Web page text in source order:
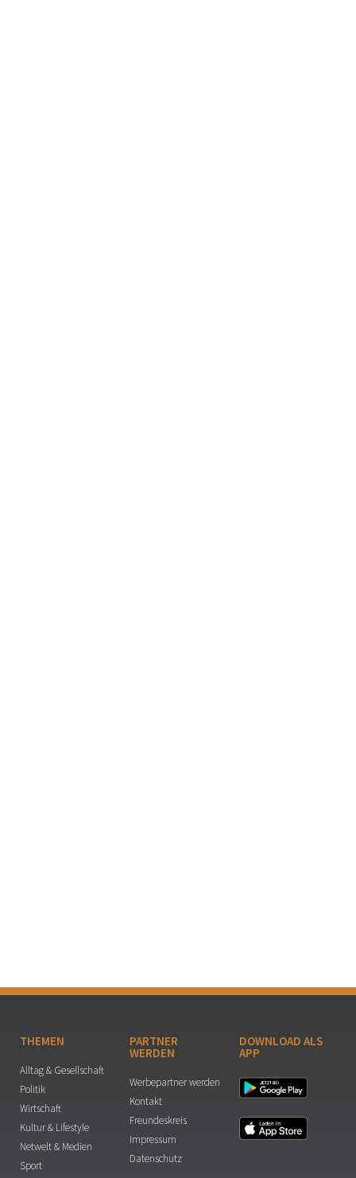
THEMEN
Alltag & Gesellschaft
Politik
Wirtschaft
Kultur & Lifestyle
Netwelt & Medien
Sport
PARTNER
WERDEN
Werbepartner werden
Kontakt
Freundeskreis
Impressum
Datenschutz
DOWNLOAD ALS
APP